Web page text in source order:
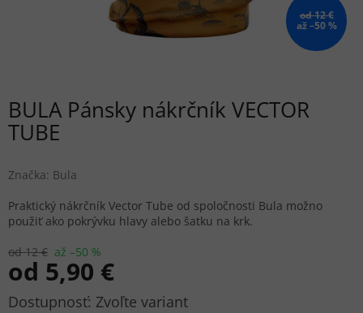
od 12 €
až –50 %
BULA Pánsky nákrčník VECTOR
TUBE
Značka: Bula
od 12 € až –50 %
od 5,90 €
Jednotková
Zvoľte variant
Praktický nákrčník Vector Tube od spoločnosti Bula možno
použiť ako pokrývku hlavy alebo šatku na krk.